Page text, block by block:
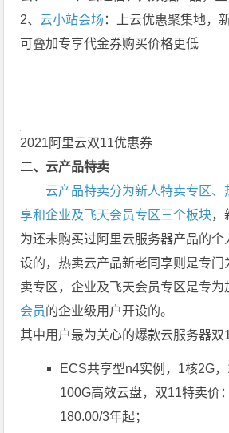
2、 云小站会场 ：上云优惠聚集地，
可叠加专享代金券购买价格更低
2021阿里云双11优惠券
二、云产品特卖
云产品特卖分为新人特卖专区、
享和企业及飞天会员专区三个板块，
为还未购买过阿里云服务器产品的个
设的，热卖云产品新老同享则是专门
卖专区，企业及飞天会员专区是专为
会员的企业级用户开设的。
其中用户最为关心的爆款云服务器双
ECS共享型n4实例，1核2G
100G高效云盘，双11特卖价
180.00/3年起；